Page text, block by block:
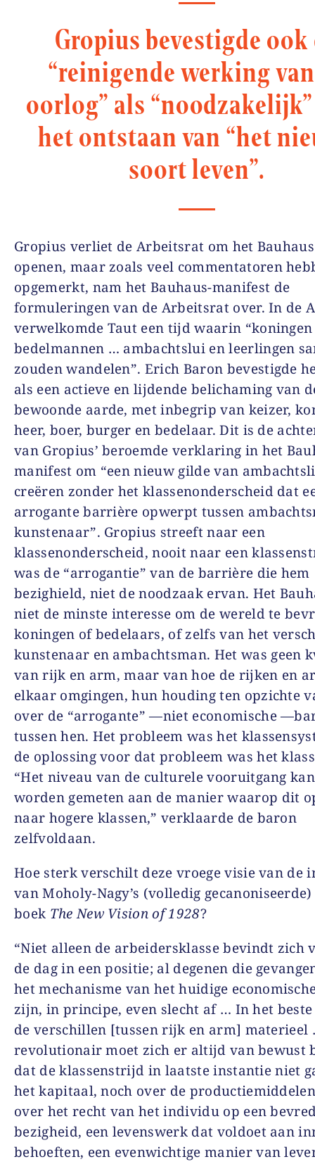
Gropius bevestigde ook
“reinigende werking
oorlog” als
het ontstaan van “het
soort leven”.
Gropius verliet de Arbeitsrat om het
openen, maar zoals veel commentatoren
opgemerkt, nam het Bauhaus-manifest de
formuleringen van de Arbeitsrat over. In de
verwelkomde Taut een tijd waarin
bedelmannen … ambachtslui en leerlingen
zouden wandelen”. Erich Baron bevestigde
als een actieve en lijdende belichaming van
bewoonde aarde, met inbegrip van keizer,
heer, boer, burger en bedelaar. Dit is de
van Gropius’ beroemde verklaring in het
manifest om “een nieuw gilde van
creëren zonder het klassenonderscheid dat
arrogante barrière opwerpt tussen
kunstenaar”. Gropius streeft naar een
klassenonderscheid, nooit naar een
was de “arrogantie” van de barrière die hem
bezighield, niet de noodzaak ervan. Het
niet de minste interesse om de wereld te
koningen of bedelaars, of zelfs van het
kunstenaar en ambachtsman. Het was geen
van rijk en arm, maar van hoe de rijken en
elkaar omgingen, hun houding ten opzichte
over de “arrogante” —niet economische
tussen hen. Het probleem was het
de oplossing voor dat probleem was het
“Het niveau van de culturele vooruitgang
worden gemeten aan de manier waarop dit
naar hogere klassen,” verklaarde de baron
zelfvoldaan.
Hoe sterk verschilt deze vroege visie van de
van Moholy-Nagy’s (volledig
boek The New Vision of 1928?
“Niet alleen de arbeidersklasse bevindt zich
de dag in een positie; al degenen die
het mechanisme van het huidige
zijn, in principe, even slecht af … In het
de verschillen [tussen rijk en arm] materieel
revolutionair moet zich er altijd van bewust
dat de klassenstrijd in laatste instantie niet
het kapitaal, noch over de
over het recht van het individu op een
bezigheid, een levenswerk dat voldoet aan
behoeften, een evenwichtige manier van